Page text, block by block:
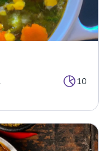
10